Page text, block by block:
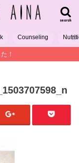
search
Counseling
！